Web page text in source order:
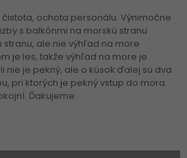
ochota personálu. Výnimočne
s balkónmi na morskú stranu
ale nie výhľad na more
je les, takže výhľad na more je
nie je pekný, ale o kúsok ďalej sú dva
pri ktorých je pekný vstup do mora.
Ďakujeme.